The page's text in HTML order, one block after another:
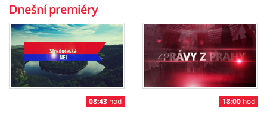
Dnešní premiéry
08:43 hod 18:00 hod